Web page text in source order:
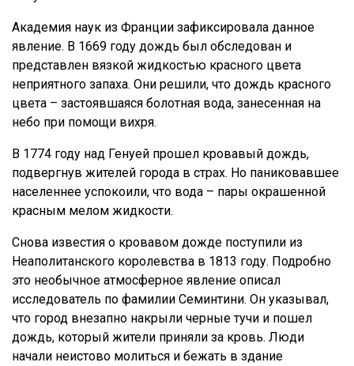
Академия наук из Франции зафиксировала данное
явление. В 1669 году дождь был обследован и
представлен вязкой жидкостью красного цвета
неприятного запаха. Они решили, что дождь красного
цвета – застоявшаяся болотная вода, занесенная на
небо при помощи вихря.
В 1774 году над Генуей прошел кровавый дождь,
подвергнув жителей города в страх. Но паниковавшее
населеннее успокоили, что вода – пары окрашенной
красным мелом жидкости.
Снова известия о кровавом дожде поступили из
Неаполитанского королевства в 1813 году. Подробно
это необычное атмосферное явление описал
исследователь по фамилии Семинтини. Он указывал,
что город внезапно накрыли черные тучи и пошел
дождь, который жители приняли за кровь. Люди
начали неистово молиться и бежать в здание